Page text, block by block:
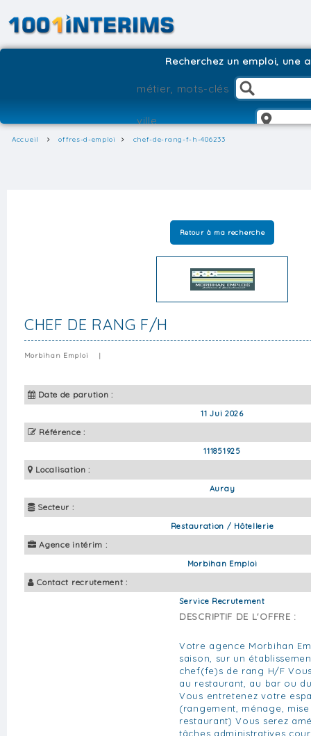
Recherchez un emploi, une
Accueil offres-d-emploi chef-de-rang-f-h-406233
Retour à ma recherche
CHEF DE RANG F/H
Morbihan Emploi |
Date de parution :
11 Jui 2026
Référence :
111851925
Localisation :
Auray
Secteur :
Restauration / Hôtellerie
Agence intérim :
Morbihan Emploi
Contact recrutement :
Service Recrutement
DESCRIPTIF DE L'OFFRE :
Votre agence Morbihan
saison, sur un
chef(fe)s de rang H/F
au restaurant, au bar ou
Vous entretenez votre
(rangement, ménage,
restaurant) Vous serez
tâches administratives